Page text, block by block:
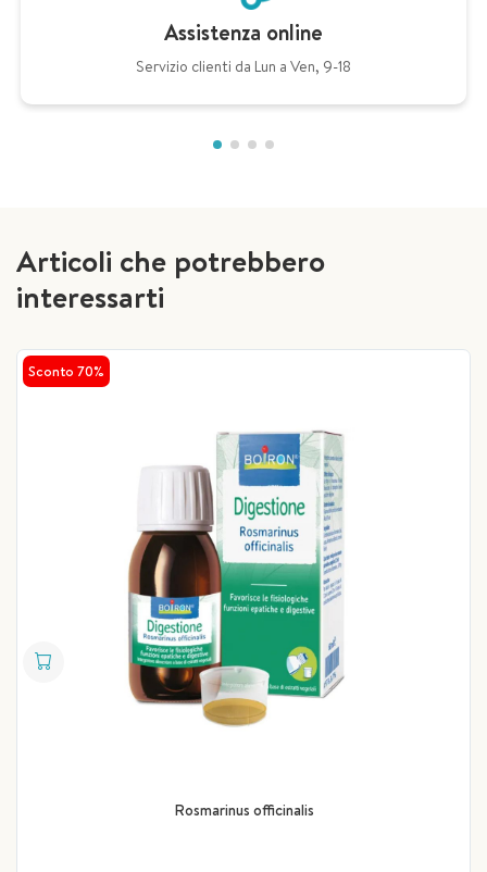
Assistenza online
Servizio clienti da Lun a Ven, 9-18
Articoli che potrebbero
interessarti
Sconto 70%
Rosmarinus officinalis